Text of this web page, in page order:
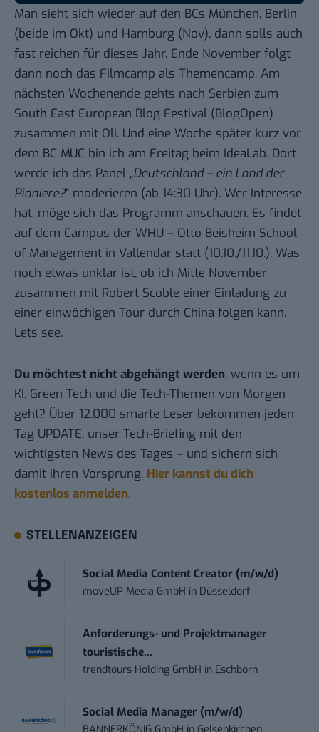
Man sieht sich wieder auf den BCs München, Berlin
(beide im Okt) und Hamburg (Nov), dann solls auch
fast reichen für dieses Jahr. Ende November folgt
dann noch das Filmcamp als Themencamp. Am
nächsten Wochenende gehts nach Serbien zum
South East European Blog Festival (BlogOpen)
zusammen mit Oli. Und eine Woche später kurz vor
dem BC MUC bin ich am Freitag beim IdeaLab. Dort
werde ich das Panel „Deutschland – ein Land der
Pioniere?“ moderieren (ab 14:30 Uhr). Wer Interesse
hat, möge sich das Programm anschauen. Es findet
auf dem Campus der WHU – Otto Beisheim School
of Management in Vallendar statt (10.10./11.10.). Was
noch etwas unklar ist, ob ich Mitte November
zusammen mit Robert Scoble einer Einladung zu
einer einwöchigen Tour durch China folgen kann.
Lets see.
Du möchtest nicht abgehängt werden, wenn es um
KI, Green Tech und die Tech-Themen von Morgen
geht? Über 12.000 smarte Leser bekommen jeden
Tag UPDATE, unser Tech-Briefing mit den
wichtigsten News des Tages – und sichern sich
damit ihren Vorsprung. Hier kannst du dich
kostenlos anmelden.
STELLENANZEIGEN
Social Media Content Creator (m/w/d)
moveUP Media GmbH in Düsseldorf
Anforderungs- und Projektmanager
touristische...
trendtours Holding GmbH in Eschborn
Social Media Manager (m/w/d)